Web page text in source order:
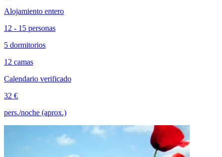
Alojamiento entero
12 - 15 personas
5 dormitorios
12 camas
Calendario verificado
32 €
pers./noche (aprox.)